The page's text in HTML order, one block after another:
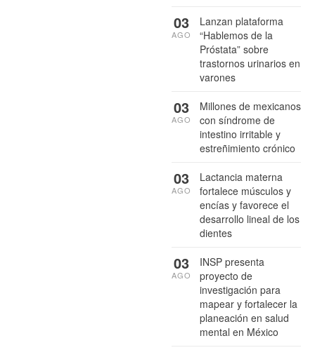
Lanzan plataforma
“Hablemos de la
Próstata” sobre
trastornos urinarios en
varones
03
AGO
Millones de mexicanos
con síndrome de
intestino irritable y
estreñimiento crónico
03
AGO
Lactancia materna
fortalece músculos y
encías y favorece el
desarrollo lineal de los
dientes
03
AGO
INSP presenta
proyecto de
investigación para
mapear y fortalecer la
planeación en salud
mental en México
03
AGO